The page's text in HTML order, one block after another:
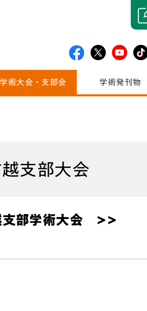
学術大会・支部会 学術発刊物
支部大会
支部学術大会 >>